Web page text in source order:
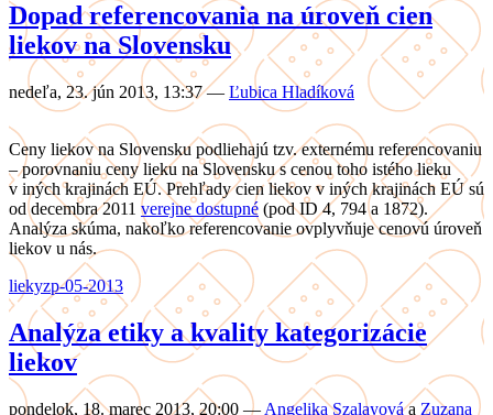
Dopad referencovania na úroveň cien
liekov na Slovensku
nedeľa, 23. jún 2013, 13:37 — Ľubica Hladíková
Ceny liekov na Slovensku podliehajú tzv. externému referencovaniu
– porovnaniu ceny lieku na Slovensku s cenou toho istého lieku
v iných krajinách EÚ. Prehľady cien liekov v iných krajinách EÚ sú
od decembra 2011 verejne dostupné (pod ID 4, 794 a 1872).
Analýza skúma, nakoľko referencovanie ovplyvňuje cenovú úroveň
liekov u nás.
liekyzp-05-2013
Analýza etiky a kvality kategorizácie
liekov
pondelok, 18. marec 2013, 20:00 — Angelika Szalayováa Zuzana